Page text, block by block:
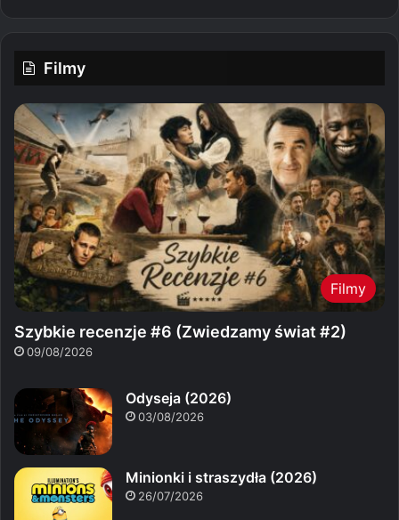
Filmy
Filmy
Szybkie recenzje #6 (Zwiedzamy świat #2)
09/08/2026
Odyseja (2026)
03/08/2026
Minionki i straszydła (2026)
26/07/2026